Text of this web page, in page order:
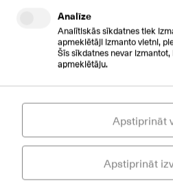
Projektu vadība
ieviešanai
20.aprīlis 10:30
Mērķauditorija: vidēju
uzņēmumu
apkalpošanas un IT
Analīze
Analītiskās sīkdatnes tiek
apmeklētāji izmanto vietni,
Šīs sīkdatnes nevar
apmeklētāju.
Apstiprināt
Apstiprināt